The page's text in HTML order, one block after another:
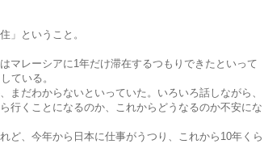
」ということ。
マレーシアに1年だけ滞在するつもりできたといって
ている。
まだわからないといっていた。いろいろ話しながら、
行くことになるのか、これからどうなるのか不安にな
ど、今年から日本に仕事がうつり、これから10年くら